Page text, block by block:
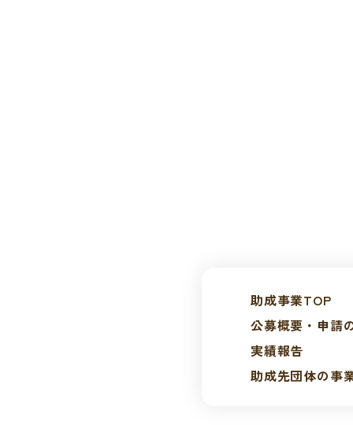
助成事業TOP
公募概要・申請
実績報告
助成先団体の事